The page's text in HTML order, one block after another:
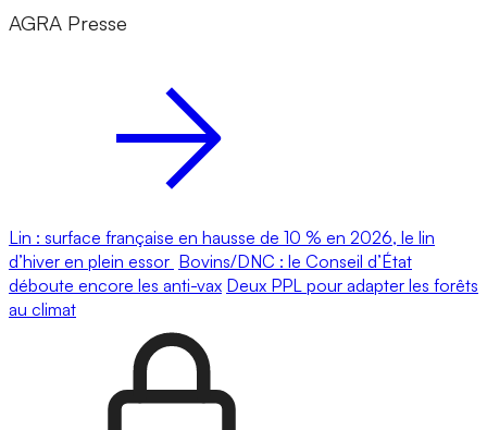
AGRA Presse
Lin : surface française en hausse de 10 % en 2026, le lin
d’hiver en plein essor Bovins/DNC : le Conseil d’État
déboute encore les anti-vax Deux PPL pour adapter les forêts
au climat